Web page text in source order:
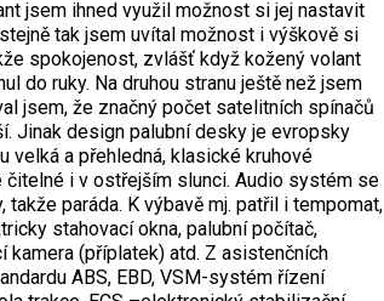
jsem ihned využil možnost si jej nastavit
tak jsem uvítal možnost i výškově si
spokojenost, zvlášť když kožený volant
do ruky. Na druhou stranu ještě než jsem
jsem, že značný počet satelitních spínačů
Jinak design palubní desky je evropsky
velká a přehledná, klasické kruhové
i v ostřejším slunci. Audio systém se
takže paráda. K výbavě mj. patřil i tempomat,
stahovací okna, palubní počítač,
kamera (příplatek) atd. Z asistenčních
ABS, EBD, VSM-systém řízení